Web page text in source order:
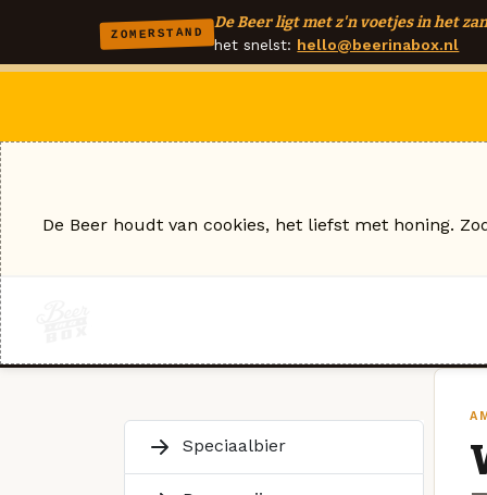
ZOMERSTAND
De Beer ligt met z'n voetjes in het
het snelst: hello@beerinabox.nl
Speciaalbier
De Beer houdt van cookies, het liefst met honing.